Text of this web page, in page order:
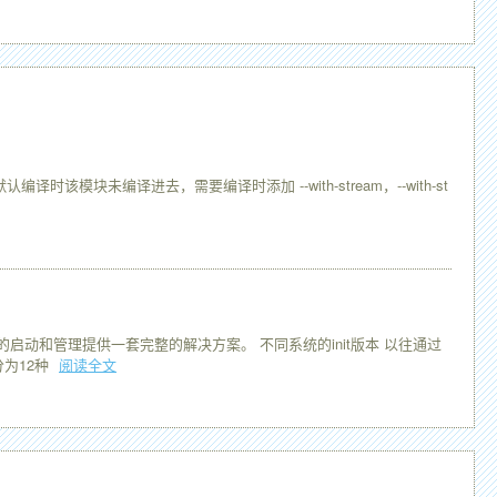
编译时该模块未编译进去，需要编译时添加 --with-stream，--with-st
动和管理提供一套完整的解决方案。 不同系统的init版本 以往通过
12种 阅读全文